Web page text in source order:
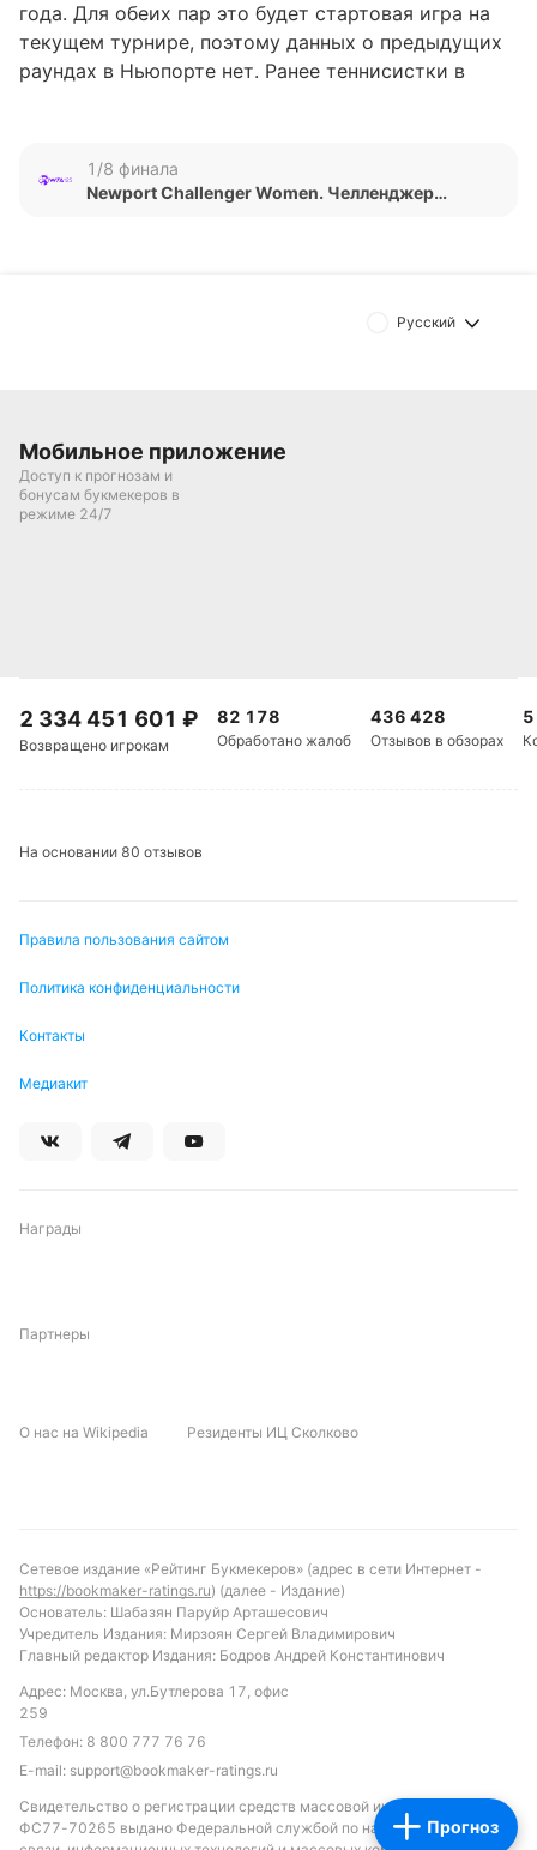
года. Для обеих пар это будет стартовая игра на
текущем турнире, поэтому данных о предыдущих
раундах в Ньюпорте нет. Ранее теннисистки в
Обновлено:1/8 финала
Newport Challenger Women. Челленджер
Прогноз
Русский
Мобильное приложение
Доступ к прогнозам и
бонусам букмекеров в
режиме 24/7
2 334 451 601 ₽
Возвращено игрокам
82 178
Обработано жалоб
436 428
Отзывов в обзорах
На основании 80 отзывов
Правила пользования сайтом
Политика конфиденциальности
Контакты
Медиакит
Награды
Партнеры
О нас на Wikipedia Резиденты ИЦ Сколково
Сетевое издание «Рейтинг Букмекеров» (адрес в сети Интернет -
https://bookmaker-ratings.ru) (далее - Издание)
Основатель: Шабазян Паруйр Арташесович
Учредитель Издания: Мирзоян Сергей Владимирович
Главный редактор Издания: Бодров Андрей Константинович
Адрес: Москва, ул.Бутлерова 17, офис
259
Телефон: 8 800 777 76 76
E-mail: support@bookmaker-ratings.ru
Свидетельство о регистрации средств массовой информации: Эл
ФС77-70265 выдано Федеральной службой по надзору в сфере